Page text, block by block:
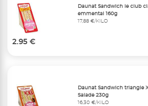
Daunat Sandwich le club
emmental 160g
17,88 €/KILO
2.95 €
Daunat Sandwich triangle
Salade 230g
16,30 €/KILO